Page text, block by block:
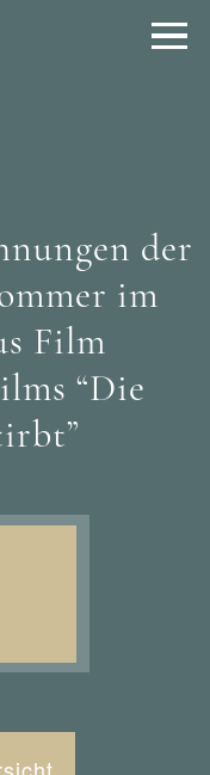
der
im
Film
“Die